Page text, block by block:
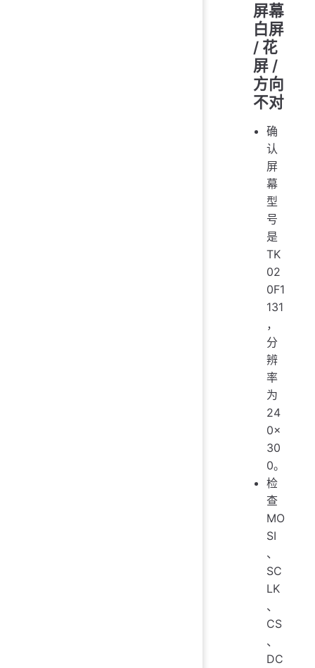
屏幕
白屏
/ 花
屏 /
方向
不对
确
认
屏
幕
型
号
是
TK
02
0F1
131
，
分
辨
率
为
24
0×
30
0。
检
查
MO
SI
、
SC
LK
、
CS
、
DC